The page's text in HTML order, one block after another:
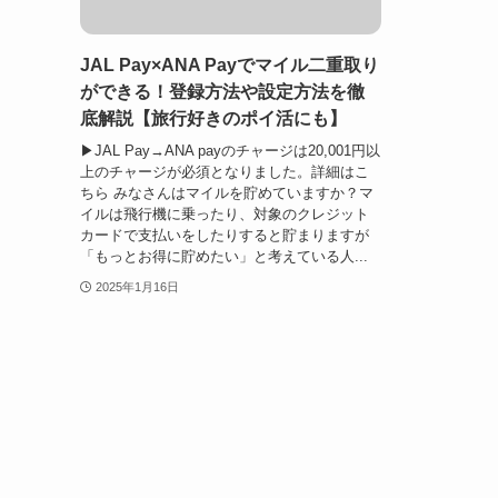
JAL Pay×ANA Payでマイル二重取り
ができる！登録方法や設定方法を徹
底解説【旅行好きのポイ活にも】
▶JAL Pay→ANA payのチャージは20,001円以
上のチャージが必須となりました。詳細はこ
ちら みなさんはマイルを貯めていますか？マ
イルは飛行機に乗ったり、対象のクレジット
カードで支払いをしたりすると貯まりますが
「もっとお得に貯めたい」と考えている人...
2025年1月16日